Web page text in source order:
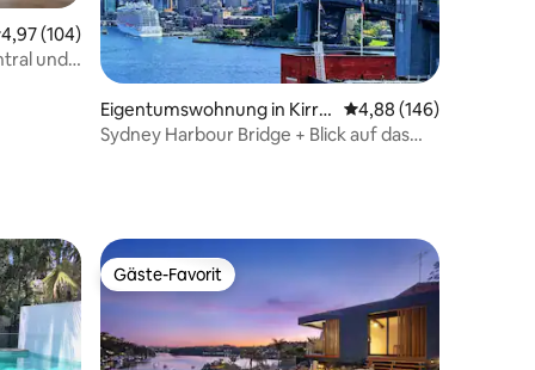
Bewertungen Bewertung: 4,97 von 5, 104 Bewertungen
4,97 (104)
und
Eigentumswohnung in Kirrib
illi
Durchschnittliche
4,88 (146)
Sydney Harbour Bridge + Blick auf das
Gäste-Favorit
Gäste-Favorit